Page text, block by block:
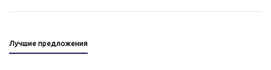
Лучшие предложения